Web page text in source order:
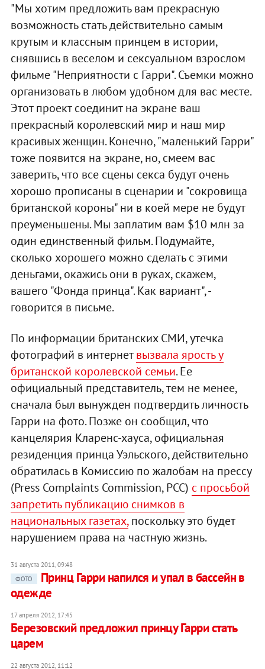
"Мы хотим предложить вам прекрасную
возможность стать действительно самым
крутым и классным принцем в истории,
снявшись в веселом и сексуальном взрослом
фильме "Неприятности с Гарри". Съемки можно
организовать в любом удобном для вас месте.
Этот проект соединит на экране ваш
прекрасный королевский мир и наш мир
красивых женщин. Конечно, "маленький Гарри"
тоже появится на экране, но, смеем вас
заверить, что все сцены секса будут очень
хорошо прописаны в сценарии и "сокровища
британской короны" ни в коей мере не будут
преуменьшены. Мы заплатим вам $10 млн за
один единственный фильм. Подумайте,
сколько хорошего можно сделать с этими
деньгами, окажись они в руках, скажем,
вашего "Фонда принца". Как вариант", -
говорится в письме.
По информации британских СМИ, утечка
фотографий в интернетвызвала ярость у
британской королевской семьи. Ее
официальный представитель, тем не менее,
сначала был вынужден подтвердить личность
Гарри на фото. Позже он сообщил, что
канцелярия Кларенс-хауса, официальная
резиденция принца Уэльского, действительно
обратилась в Комиссию по жалобам на прессу
(Press Complaints Commission, PCC) с просьбой
запретить публикацию снимков в
национальных газетах,поскольку это будет
нарушением права на частную жизнь.
31 августа 2011, 09:48
ФОТО
Принц Гарри напился и упал в бассейн в
одежде
17 апреля 2012, 17:45
Березовский предложил принцу Гарри стать
царем
22 августа 2012, 11:12